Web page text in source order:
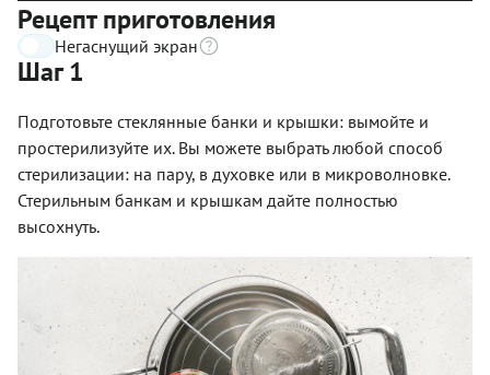
Рецепт приготовления
Негаснущий экран
Шаг 1
Подготовьте стеклянные банки и крышки: вымойте и
простерилизуйте их. Вы можете выбрать любой способ
стерилизации: на пару, в духовке или в микроволновке.
Стерильным банкам и крышкам дайте полностью
высохнуть.